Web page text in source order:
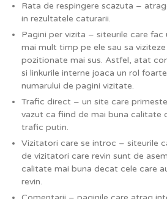
Rata de respingere scazuta –
in rezultatele caturarii.
Pagini per vizita – siteurile care
mai mult timp pe ele sau sa
pozitionate mai sus. Astfel, atat
si linkurile interne joaca un rol
numarului de pagini vizitate.
Trafic direct – un site care
vazut ca fiind de mai buna calitate
trafic putin.
Vizitatori care se introc – siteurile
de vizitatori care revin sunt de
calitate mai buna decat cele care
revin.